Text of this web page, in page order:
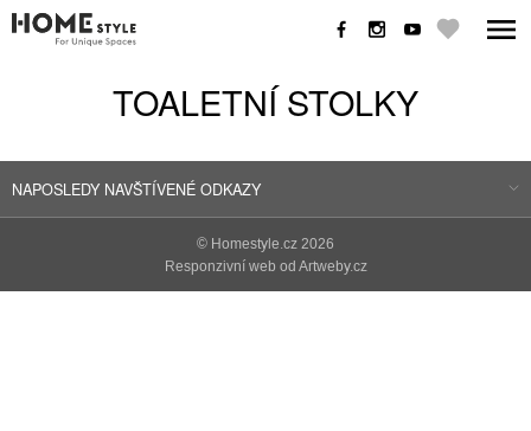
TOALETNÍ STOLKY
NAPOSLEDY NAVŠTÍVENÉ ODKAZY
© Homestyle.cz 2026
Responzivní web od Artweby.cz